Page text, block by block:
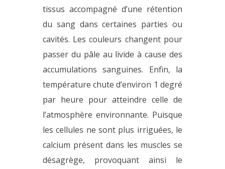
tissus accompagné d’une rétention
du sang dans certaines parties ou
cavités. Les couleurs changent pour
passer du pâle au livide à cause des
accumulations sanguines. Enfin, la
température chute d’environ 1 degré
par heure pour atteindre celle de
l’atmosphère environnante. Puisque
les cellules ne sont plus irriguées, le
calcium présent dans les muscles se
désagrège, provoquant ainsi le